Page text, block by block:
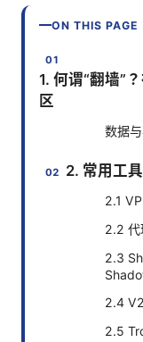
ON THIS PAGE
1. 何谓“翻墙”
区
数据
2. 常用工
2.1
2.2 代
2.3
2.4
2.5